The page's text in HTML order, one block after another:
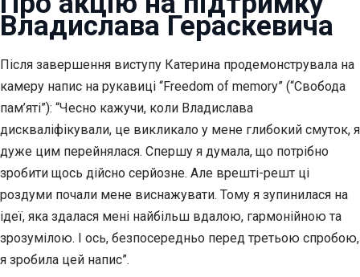
Владислава Гераскевича
Після завершення виступу Катерина продемонструвала на
камеру напис на рукавиці “Freedom of memory” (“Свобода
пам’яті”): “Чесно кажучи, коли Владислава
дискваліфікували, це викликало у мене глибокий смуток, я
дуже цим перейнялася. Спершу я думала, що потрібно
зробити щось дійсно серйозне. Але врешті-решт ці
роздуми почали мене виснажувати. Тому я зупинилася на
ідеї, яка здалася мені найбільш вдалою, гармонійною та
зрозумілою. І ось, безпосередньо перед третьою спробою,
я зробила цей напис”.